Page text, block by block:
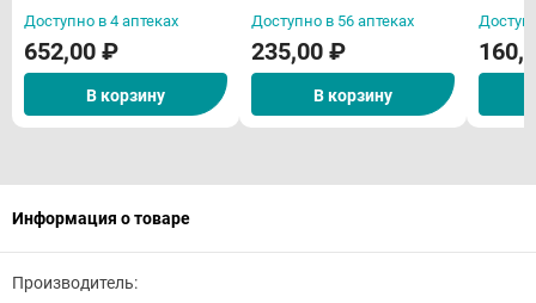
Доступно в 4 аптеках
652,00 ₽
В корзину
Доступно в 56 аптеках
235,00 ₽
В корзину
Информация о товаре
Производитель: